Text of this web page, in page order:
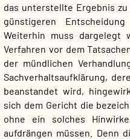
das unterstellte Ergebnis
günstigeren
Weiterhin muss dargelegt
Verfahren vor dem
der mündlichen
Sachverhaltsaufklärung,
beanstandet wird,
sich dem Gericht die
ohne ein solches
aufdrängen müssen. Denn